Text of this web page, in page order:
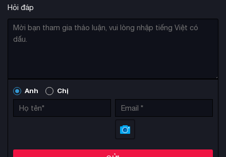
Hỗ trợ 24/7 khi gặp vấn đề
Cam kết hoàn tiền nếu không hài lòng
Hỏi đáp
Anh Chị